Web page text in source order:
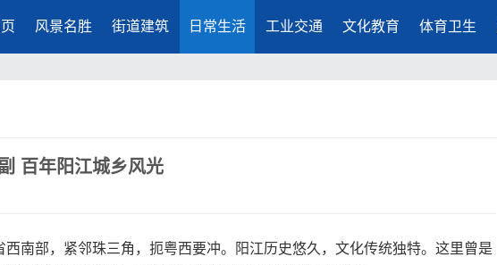
风景名胜 街道建筑 日常生活 工业交通 文化教育 体育卫生
百年阳江城乡风光
南部，紧邻珠三角，扼粤西要冲。阳江历史悠久，文化传统独特。这里曾是